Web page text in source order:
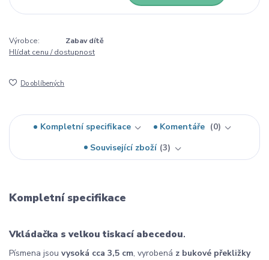
Výrobce:
Zabav dítě
Hlídat cenu / dostupnost
Do oblíbených
Kompletní specifikace Komentáře
0
Související zboží 3
Kompletní specifikace
Vkládačka s velkou tiskací abecedou.
Písmena jsou vysoká cca 3,5 cm, vyrobená z bukové překližky